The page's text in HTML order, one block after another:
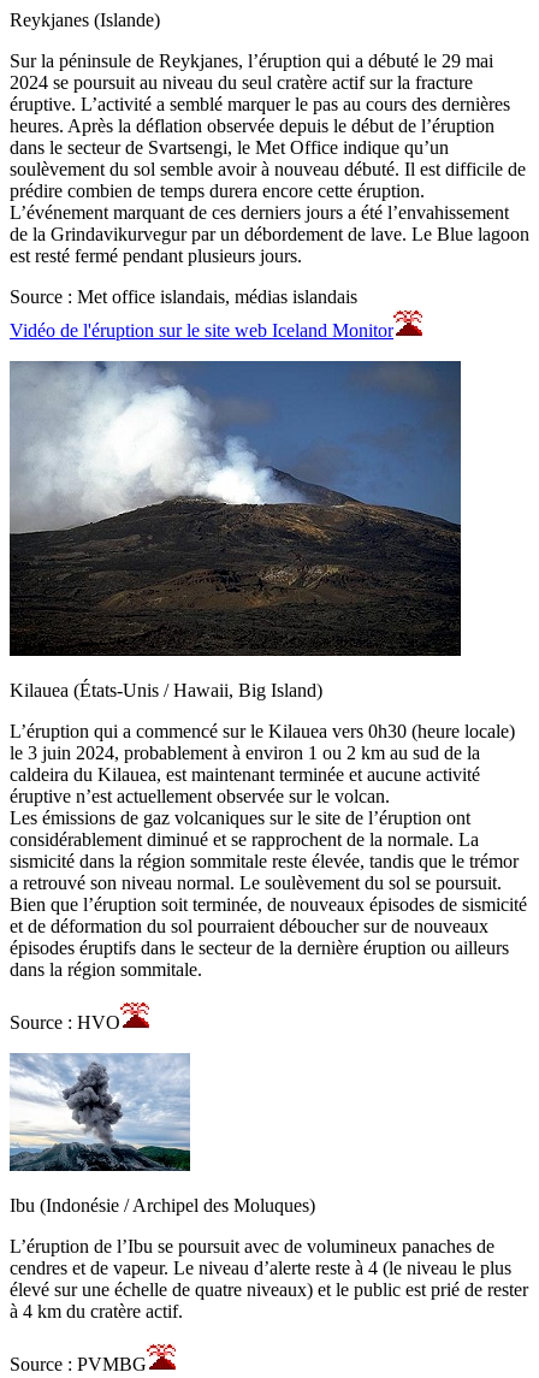
Reykjanes (Islande)
Sur la péninsule de Reykjanes, l’éruption qui a débuté le 29 mai
2024 se poursuit au niveau du seul cratère actif sur la fracture
éruptive. L’activité a semblé marquer le pas au cours des dernières
heures. Après la déflation observée depuis le début de l’éruption
dans le secteur de Svartsengi, le Met Office indique qu’un
soulèvement du sol semble avoir à nouveau débuté. Il est difficile de
prédire combien de temps durera encore cette éruption.
L’événement marquant de ces derniers jours a été l’envahissement
de la Grindavikurvegur par un débordement de lave. Le Blue lagoon
est resté fermé pendant plusieurs jours.
Source : Met office islandais, médias islandais
Vidéo de l'éruption sur le site web Iceland Monitor
Kilauea (États-Unis / Hawaii, Big Island)
L’éruption qui a commencé sur le Kilauea vers 0h30 (heure locale)
le 3 juin 2024, probablement à environ 1 ou 2 km au sud de la
caldeira du Kilauea, est maintenant terminée et aucune activité
éruptive n’est actuellement observée sur le volcan.
Les émissions de gaz volcaniques sur le site de l’éruption ont
considérablement diminué et se rapprochent de la normale. La
sismicité dans la région sommitale reste élevée, tandis que le trémor
a retrouvé son niveau normal. Le soulèvement du sol se poursuit.
Bien que l’éruption soit terminée, de nouveaux épisodes de sismicité
et de déformation du sol pourraient déboucher sur de nouveaux
épisodes éruptifs dans le secteur de la dernière éruption ou ailleurs
dans la région sommitale.
Source : HVO
Ibu (Indonésie / Archipel des Moluques)
L’éruption de l’Ibu se poursuit avec de volumineux panaches de
cendres et de vapeur. Le niveau d’alerte reste à 4 (le niveau le plus
élevé sur une échelle de quatre niveaux) et le public est prié de rester
à 4 km du cratère actif.
Source : PVMBG